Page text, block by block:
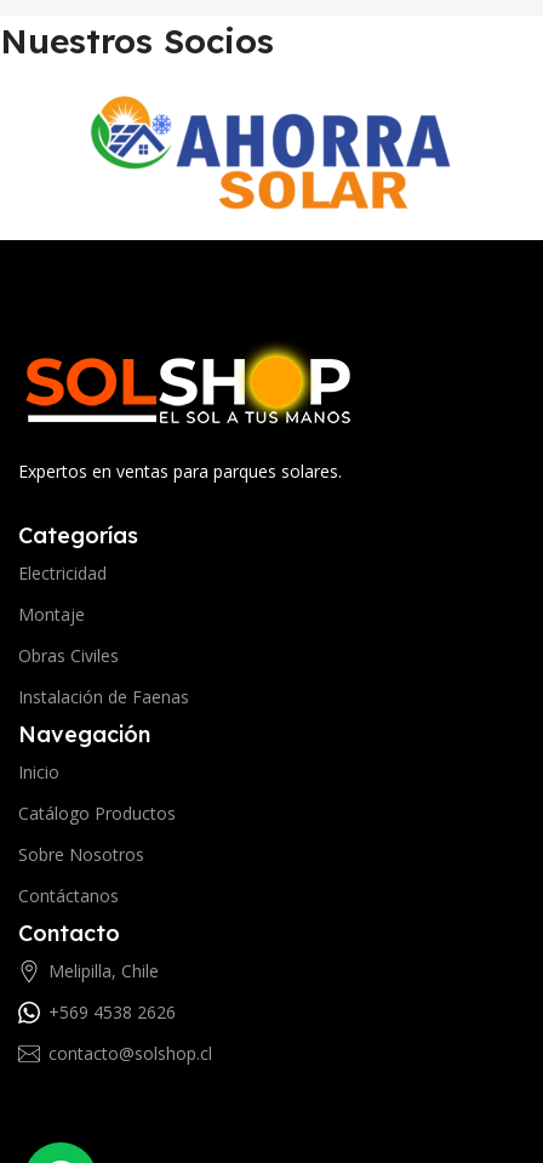
Nuestros Socios
Expertos en ventas para parques solares.
Categorías
Electricidad
Montaje
Obras Civiles
Instalación de Faenas
Navegación
Inicio
Catálogo Productos
Sobre Nosotros
Contáctanos
Contacto
Melipilla, Chile
+569 4538 2626
contacto@solshop.cl